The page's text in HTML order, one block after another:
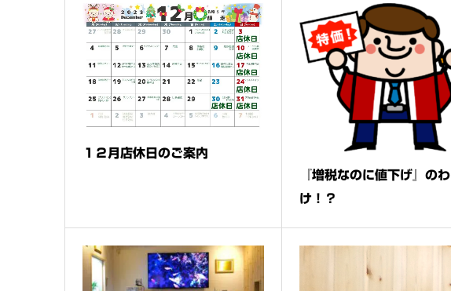
１２月店休日のご案内
『増税なのに値下げ』のわ
け！？